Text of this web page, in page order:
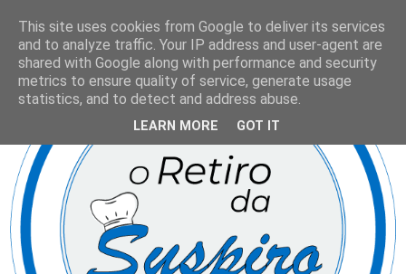
This site uses cookies from Google to deliver its services
and to analyze traffic. Your IP address and user-agent are
shared with Google along with performance and security
metrics to ensure quality of service, generate usage
statistics, and to detect and address abuse.
LEARN MORE GOT IT